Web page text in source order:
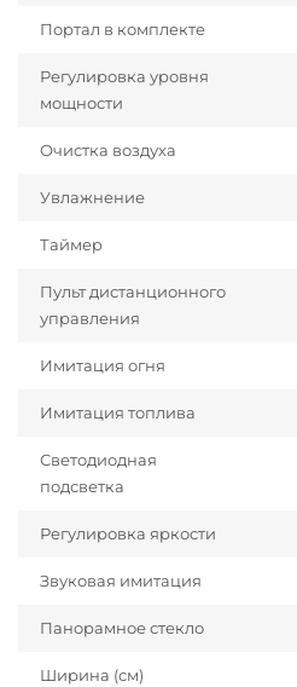
Портал в комплекте
Регулировка уровня
мощности
Очистка воздуха
Увлажнение
Таймер
Пульт дистанционного
управления
Имитация огня
Имитация топлива
Светодиодная
подсветка
Регулировка яркости
Звуковая имитация
Панорамное стекло
Ширина (см)